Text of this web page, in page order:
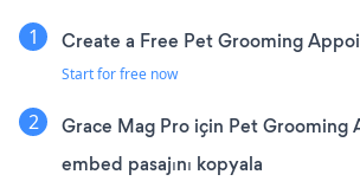
Create a Free Pet Grooming
Start for free now
Grace Mag Pro için Pet Grooming
embed pasajını kopyala